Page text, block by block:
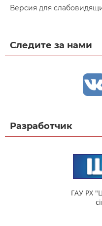
Версия для
Следите за нами
Разработчик
ГАУ РХ